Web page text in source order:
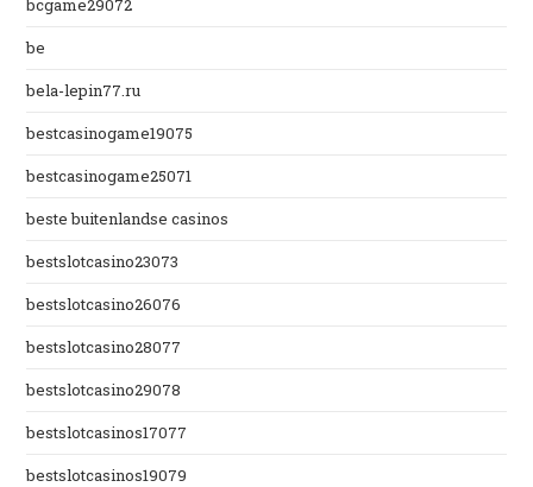
bcgame29072
be
bela-lepin77.ru
bestcasinogame19075
bestcasinogame25071
beste buitenlandse casinos
bestslotcasino23073
bestslotcasino26076
bestslotcasino28077
bestslotcasino29078
bestslotcasinos17077
bestslotcasinos19079